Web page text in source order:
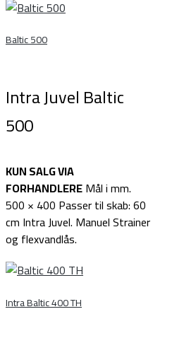
Baltic 500
Intra Juvel Baltic
500
KUN SALG VIA
FORHANDLEREMål i mm.
500 × 400 Passer til skab: 60
cm Intra Juvel. Manuel Strainer
og flexvandlås.
Intra Baltic 400 TH